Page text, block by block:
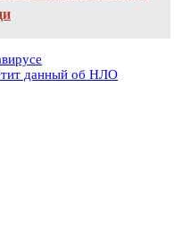
данный об НЛО